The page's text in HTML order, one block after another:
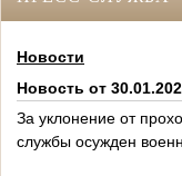
Новости
Новость от
За уклонение от
службы осужден